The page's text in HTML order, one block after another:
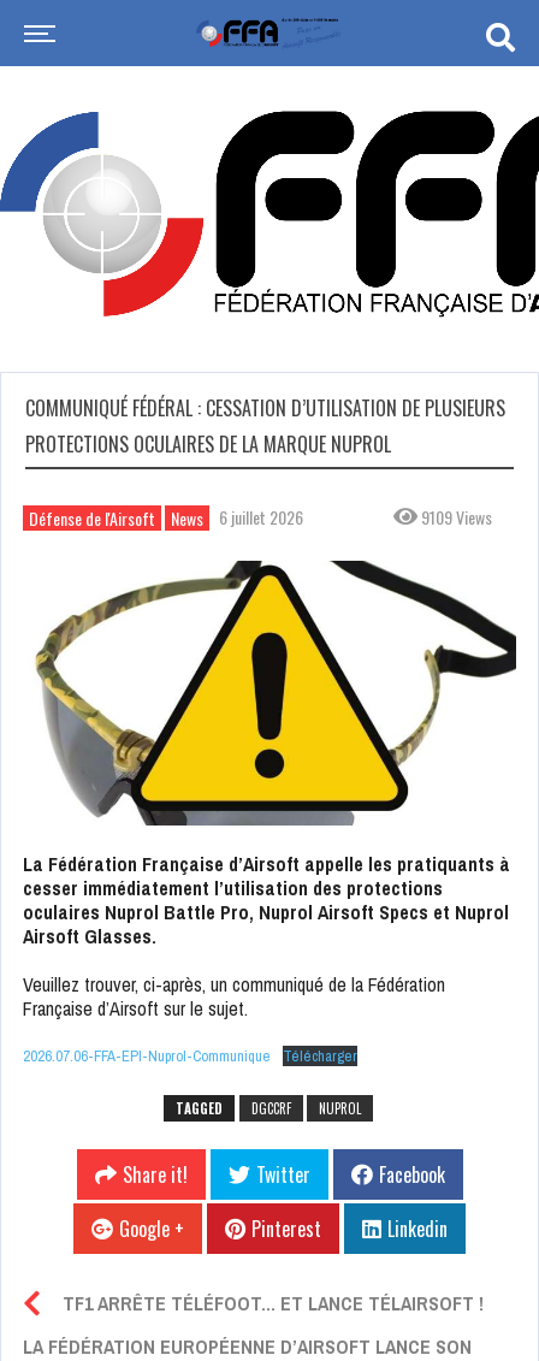
COMMUNIQUÉ FÉDÉRAL : CESSATION D’UTILISATION DE PLUSIEURS
PROTECTIONS OCULAIRES DE LA MARQUE NUPROL
Défense de l'Airsoft News 6 juillet 2026 9109 Views
La Fédération Française d’Airsoft appelle les pratiquants à
cesser immédiatement l’utilisation des protections
oculaires Nuprol Battle Pro, Nuprol Airsoft Specs et Nuprol
Airsoft Glasses.
Veuillez trouver, ci-après, un communiqué de la Fédération
Française d’Airsoft sur le sujet.
2026.07.06-FFA-EPI-Nuprol-Communique Télécharger
TAGGED DGCCRF NUPROL
Share it! Twitter
Facebook
Google +
Pinterest Linkedin
TF1 ARRÊTE TÉLÉFOOT… ET LANCE TÉLAIRSOFT !
LA FÉDÉRATION EUROPÉENNE D’AIRSOFT LANCE SON